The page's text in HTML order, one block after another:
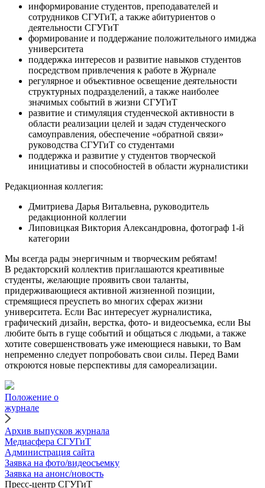
информирование студентов, преподавателей и
сотрудников СГУГиТ, а также абитуриентов о
деятельности СГУГиТ
формирование и поддержание положительного имиджа
университета
поддержка интересов и развитие навыков студентов
посредством привлечения к работе в Журнале
регулярное и объективное освещение деятельности
структурных подразделений, а также наиболее
значимых событий в жизни СГУГиТ
развитие и стимуляция студенческой активности в
области реализации целей и задач студенческого
самоуправления, обеспечение «обратной связи»
руководства СГУГиТ со студентами
поддержка и развитие у студентов творческой
инициативы и способностей в области журналистики
Редакционная коллегия:
Дмитриева Дарья Витальевна, руководитель
редакционной коллегии
Липовицкая Виктория Александровна, фотограф 1-й
категории
Мы всегда рады энергичным и творческим ребятам!
В редакторский коллектив приглашаются креативные
студенты, желающие проявить свои таланты,
придерживающиеся активной жизненной позиции,
стремящиеся преуспеть во многих сферах жизни
университета. Если Вас интересует журналистика,
графический дизайн, верстка, фото- и видеосъемка, если Вы
любите быть в гуще событий и общаться с людьми, а также
хотите совершенствовать уже имеющиеся навыки, то Вам
непременно следует попробовать свои силы. Перед Вами
откроются новые перспективы для самореализации.
Положение о
журнале
Архив выпусков журнала
Медиасфера СГУГиТ
Администрация сайта
Заявка на фото/видеосъемку
Заявка на анонс/новость
Пресс-центр СГУГиТ